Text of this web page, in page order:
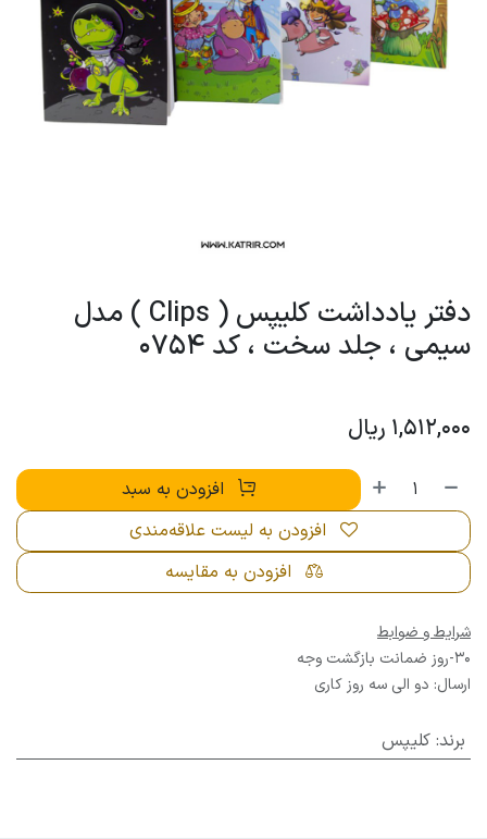
دفتر یادداشت کلیپس ( Clips ) مدل
سیمی ، جلد سخت ، کد 0754
1,512,000 ریال
افزودن به سبد
افزودن به مقایسه
افزودن به لیست علاقه‌مندی
شرایط و ضوابط
30-روز ضمانت بازگشت وجه
ارسال: دو الی سه روز کاری
برند: کلیپس